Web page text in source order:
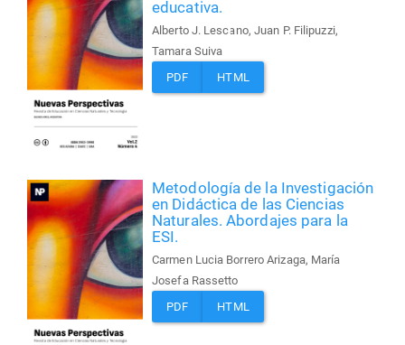
educativa.
Alberto J. Lescano, Juan P. Filipuzzi,
Tamara Suiva
PDF
HTML
Metodología de la Investigación
en Didáctica de las Ciencias
Naturales. Abordajes para la
ESI.
Carmen Lucia Borrero Arizaga, María
Josefa Rassetto
PDF
HTML